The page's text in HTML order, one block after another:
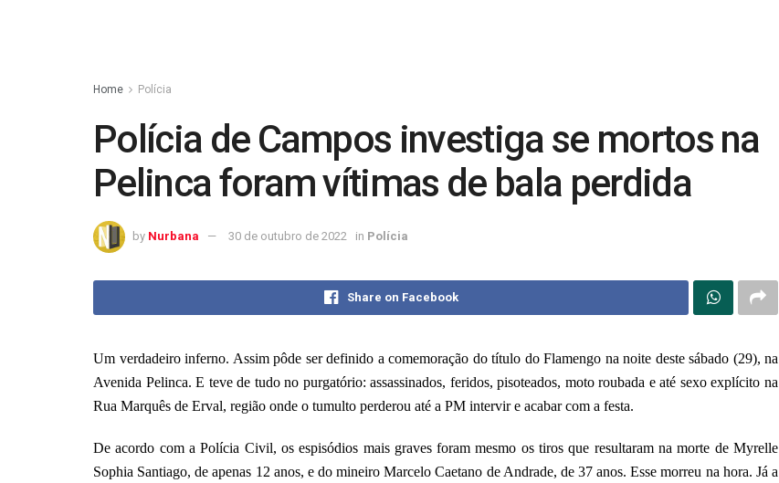
Home Polícia
Polícia de Campos investiga se mortos na
Pelinca foram vítimas de bala perdida
by Nurbana 30 de outubro de 2022 in Polícia
Share on Facebook
Um verdadeiro inferno. Assim pôde ser definido a comemoração do título do Flamengo na noite deste sábado (29), na
Avenida Pelinca. E teve de tudo no purgatório: assassinados, feridos, pisoteados, moto roubada e até sexo explícito na
Rua Marquês de Erval, região onde o tumulto perderou até a PM intervir e acabar com a festa.
De acordo com a Polícia Civil, os espisódios mais graves foram mesmo os tiros que resultaram na morte de Myrelle
Sophia Santiago, de apenas 12 anos, e do mineiro Marcelo Caetano de Andrade, de 37 anos. Esse morreu na hora. Já a